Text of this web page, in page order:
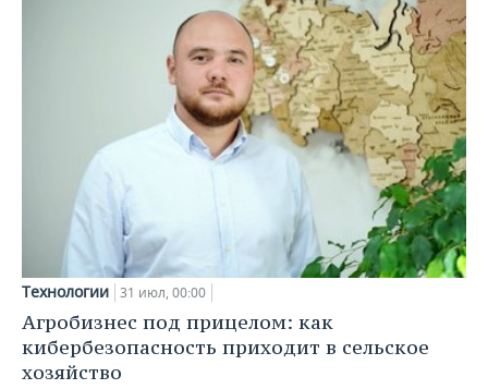
Технологии 31 июл, 00:00
Агробизнес под прицелом: как
кибербезопасность приходит в сельское
хозяйство